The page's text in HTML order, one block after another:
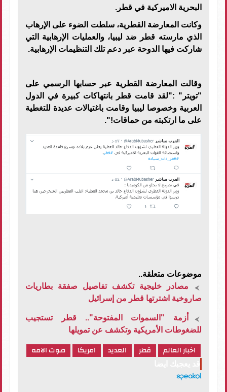
البحرية الاميركية في قطر.
وكانت المعارضة القطرية، سلطت الضوء على الإرهاب
الذي مارسته قطر ضد ليبيا، والعمليات الإرهابية التي
شاركت فيها الدوحة عبر دعم تلك التنظيمات الإرهابية.
وقالت المعارضة القطرية عبر حسابها الرسمي على
"تويتر" :"لقد قامت قطر بانتهاكات كبيرة في الدول
العربية وخصوصا ليبيا وقامت باغتيالات عديدة للتغطية
على ما ارتكبته من حماقات!".
موضوعات متعلقة..
مصادر خليجية تكشف تفاصيل صفقة بطاريات
صاروخية اشترتها قطر من إسرائيل
أزمة "السموات المفتوحة".. قطر تستجيب
للضغوطات الأمريكية وتكشف عن تمويلها
اخبار العالم قطر العديد امريكا صوت الامه